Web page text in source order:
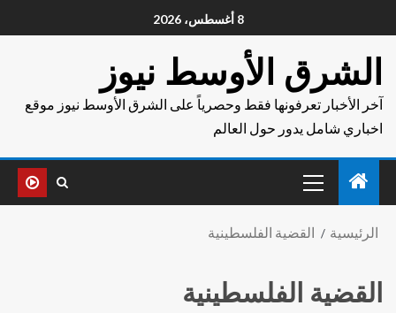
8 أغسطس، 2026
الشرق الأوسط نيوز
آخر الأخبار تعرفونها فقط وحصرياً على الشرق الأوسط نيوز موقع
اخباري شامل يدور حول العالم
الرئيسية القضية الفلسطينية
القضية الفلسطينية